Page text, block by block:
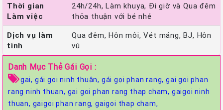
Thời gian
Làm việc
24h/24h, Làm khuya, Đi giờ và Qua đêm
thỏa thuận với bé nhé
Dịch vụ làm
tình
Qua đêm, Hôn môi, Vét máng, BJ, Hôn
vú
Danh Mục Thẻ Gái Gọi :
gai, gái gọi ninh thuận, gái gọi phan rang,gai goi phan
rang ninh thuan, gai goi phan rang thap cham, gaigoi ninh
thuan, gaigoi phan rang,gaigoi thap cham,